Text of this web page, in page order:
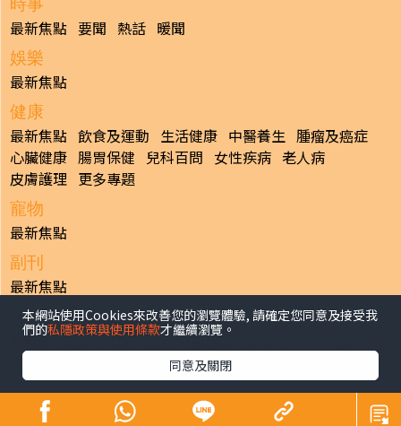
時事
最新焦點 要聞 熱話 暖聞
娛樂
最新焦點
健康
最新焦點 飲食及運動 生活健康 中醫養生 腫瘤及癌症
心臟健康 腸胃保健 兒科百問 女性疾病 老人病
皮膚護理 更多專題
寵物
最新焦點
副刊
最新焦點
日報
揭頁版 港聞 財經/地產 中國/國際
生活副刊
體育 專題/人物
香港經濟日報版權所有©2026
本網站使用Cookies來改善您的瀏覽體驗, 請確定您同意及接受我
們的私隱政策與使用條款才繼續瀏覽。
同意及關閉